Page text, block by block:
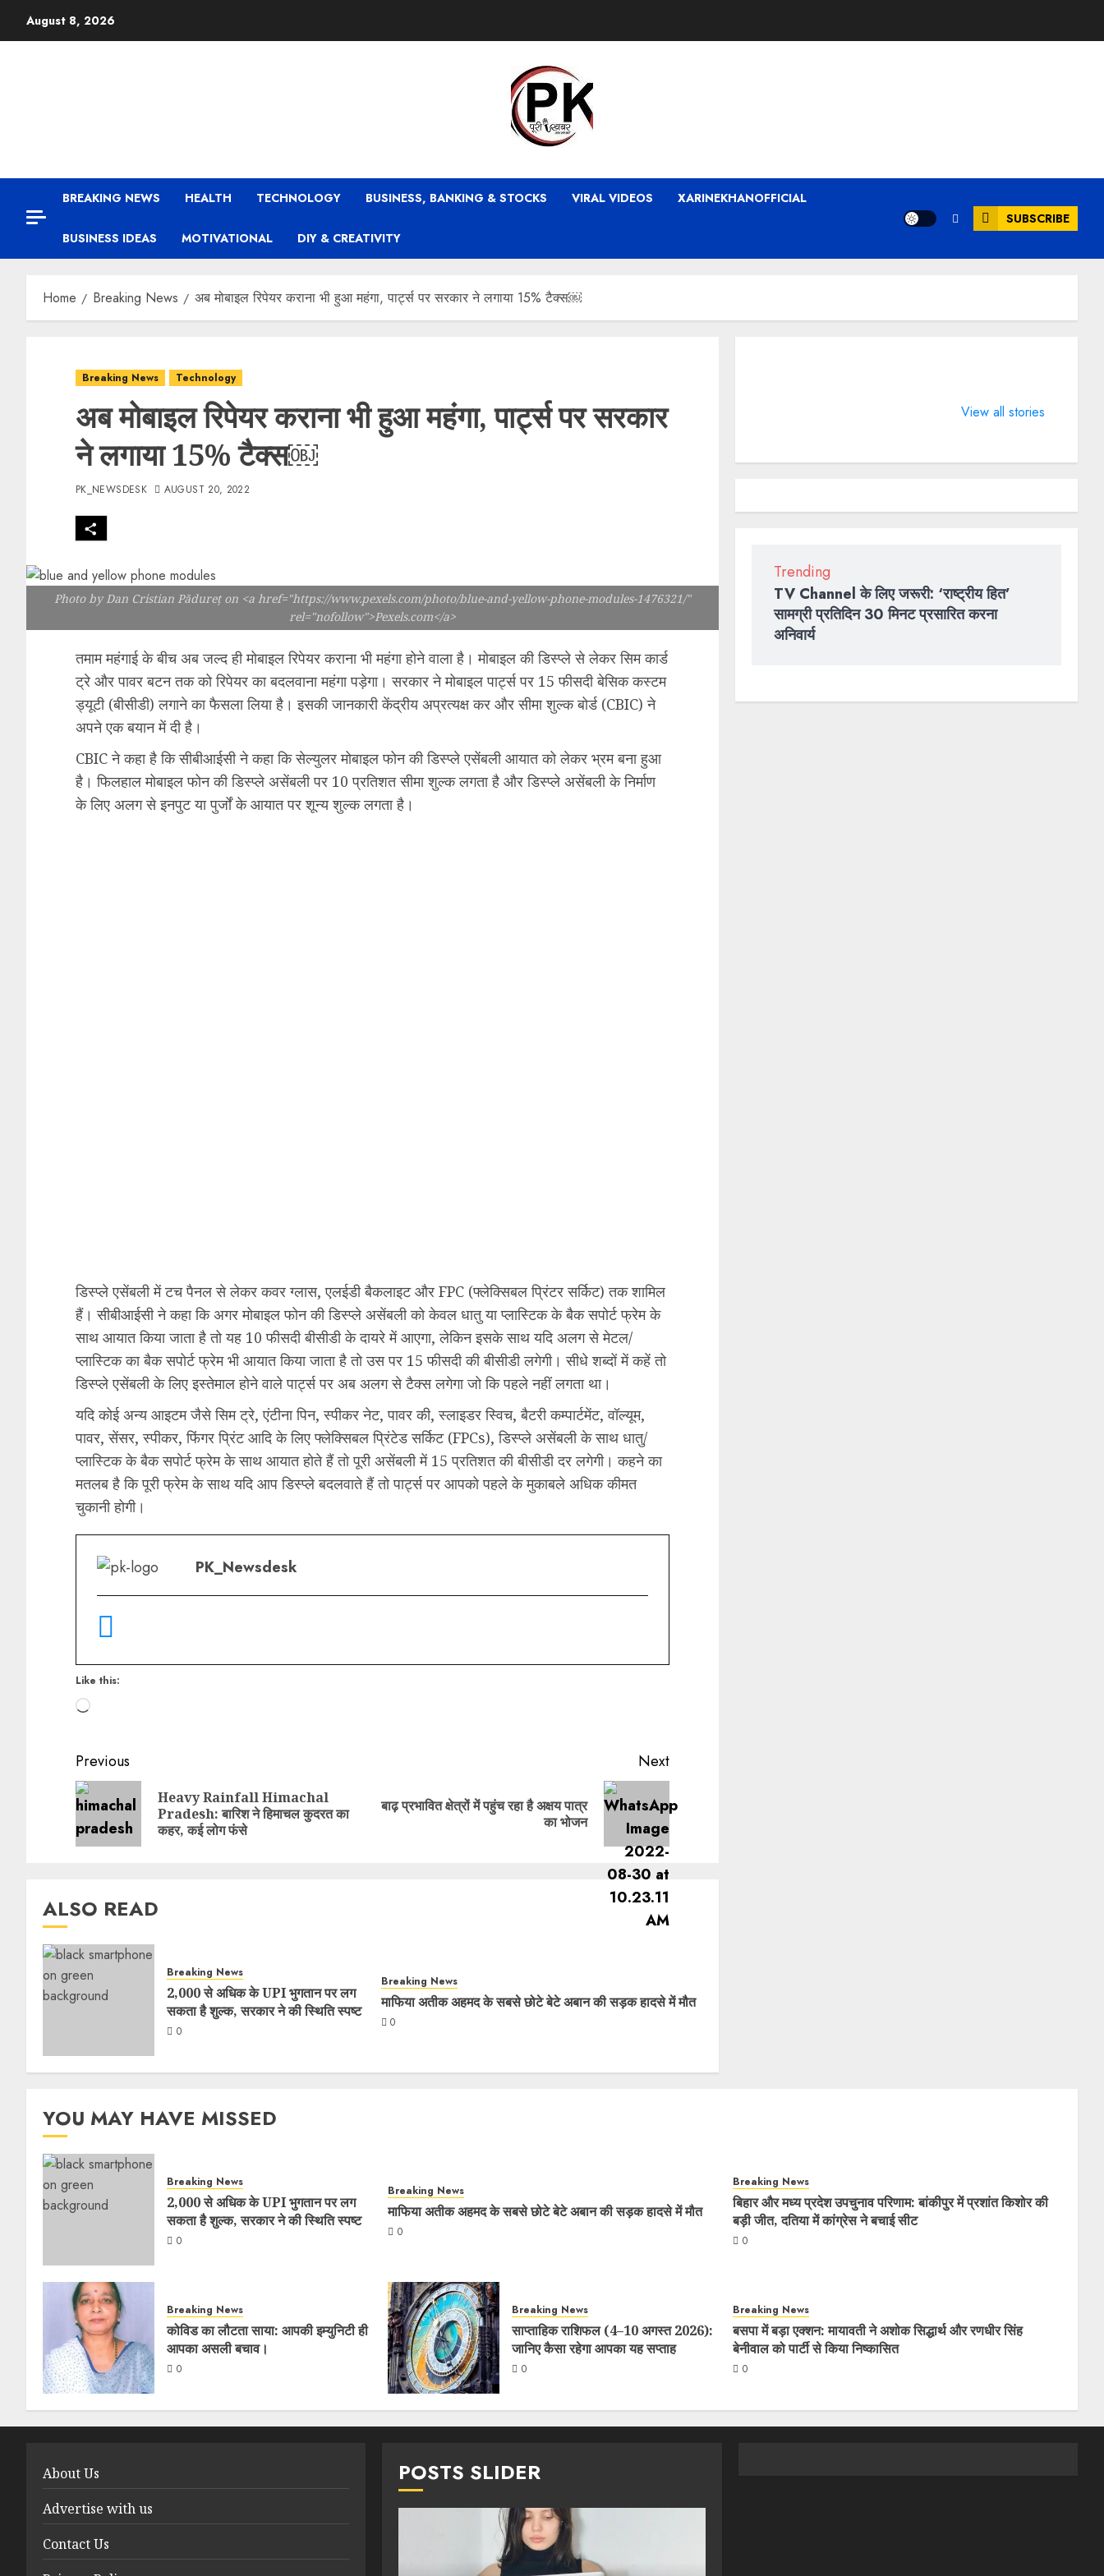
August 8, 2026
BREAKING NEWS HEALTH TECHNOLOGY BUSINESS, BANKING & STOCKS VIRAL VIDEOS XARINEKHANOFFICIAL
BUSINESS IDEAS MOTIVATIONAL DIY & CREATIVITY
SUBSCRIBE
Home Breaking News अब मोबाइल रिपेयर कराना भी हुआ महंगा, पार्ट्स पर सरकार ने लगाया 15% टैक्स￼
Breaking News Technology
अब मोबाइल रिपेयर कराना भी हुआ महंगा, पार्ट्स पर सरकार
ने लगाया 15% टैक्स￼
PK_NEWSDESK AUGUST 20, 2022
Photo by Dan Cristian Pădureț on <a href="https://www.pexels.com/photo/blue-and-yellow-phone-modules-1476321/"
rel="nofollow">Pexels.com</a>
तमाम महंगाई के बीच अब जल्द ही मोबाइल रिपेयर कराना भी महंगा होने वाला है। मोबाइल की डिस्प्ले से लेकर सिम कार्ड
ट्रे और पावर बटन तक को रिपेयर का बदलवाना महंगा पड़ेगा। सरकार ने मोबाइल पार्ट्स पर 15 फीसदी बेसिक कस्टम
ड्यूटी (बीसीडी) लगाने का फैसला लिया है। इसकी जानकारी केंद्रीय अप्रत्यक्ष कर और सीमा शुल्क बोर्ड (CBIC) ने
अपने एक बयान में दी है।
CBIC ने कहा है कि सीबीआईसी ने कहा कि सेल्युलर मोबाइल फोन की डिस्प्ले एसेंबली आयात को लेकर भ्रम बना हुआ
है। फिलहाल मोबाइल फोन की डिस्प्ले असेंबली पर 10 प्रतिशत सीमा शुल्क लगता है और डिस्प्ले असेंबली के निर्माण
के लिए अलग से इनपुट या पुर्जों के आयात पर शून्य शुल्क लगता है।
डिस्प्ले एसेंबली में टच पैनल से लेकर कवर ग्लास, एलईडी बैकलाइट और FPC (फ्लेक्सिबल प्रिंटर सर्किट) तक शामिल
हैं। सीबीआईसी ने कहा कि अगर मोबाइल फोन की डिस्प्ले असेंबली को केवल धातु या प्लास्टिक के बैक सपोर्ट फ्रेम के
साथ आयात किया जाता है तो यह 10 फीसदी बीसीडी के दायरे में आएगा, लेकिन इसके साथ यदि अलग से मेटल/
प्लास्टिक का बैक सपोर्ट फ्रेम भी आयात किया जाता है तो उस पर 15 फीसदी की बीसीडी लगेगी। सीधे शब्दों में कहें तो
डिस्प्ले एसेंबली के लिए इस्तेमाल होने वाले पार्ट्स पर अब अलग से टैक्स लगेगा जो कि पहले नहीं लगता था।
यदि कोई अन्य आइटम जैसे सिम ट्रे, एंटीना पिन, स्पीकर नेट, पावर की, स्लाइडर स्विच, बैटरी कम्पार्टमेंट, वॉल्यूम,
पावर, सेंसर, स्पीकर, फिंगर प्रिंट आदि के लिए फ्लेक्सिबल प्रिंटेड सर्किट (FPCs), डिस्प्ले असेंबली के साथ धातु/
प्लास्टिक के बैक सपोर्ट फ्रेम के साथ आयात होते हैं तो पूरी असेंबली में 15 प्रतिशत की बीसीडी दर लगेगी। कहने का
मतलब है कि पूरी फ्रेम के साथ यदि आप डिस्प्ले बदलवाते हैं तो पार्ट्स पर आपको पहले के मुकाबले अधिक कीमत
चुकानी होगी।
PK_Newsdesk
Like this:
Previous
Heavy Rainfall Himachal
Pradesh: बारिश ने हिमाचल कुदरत का
कहर, कई लोग फंसे
Next
बाढ़ प्रभावित क्षेत्रों में पहुंच रहा है अक्षय पात्र
का भोजन
ALSO READ
Breaking News
2,000 से अधिक के UPI भुगतान पर लग
सकता है शुल्क, सरकार ने की स्थिति स्पष्ट
0
Breaking News
माफिया अतीक अहमद के सबसे छोटे बेटे अबान की सड़क हादसे में मौत
0
View all stories
CHANGING
World
Trending
TV Channel के लिए जरूरी: ‘राष्ट्रीय हित’
सामग्री प्रतिदिन 30 मिनट प्रसारित करना
अनिवार्य
YOU MAY HAVE MISSED
Breaking News
2,000 से अधिक के UPI भुगतान पर लग
सकता है शुल्क, सरकार ने की स्थिति स्पष्ट
0
Breaking News
माफिया अतीक अहमद के सबसे छोटे बेटे अबान की सड़क हादसे में मौत
0
Breaking News
बिहार और मध्य प्रदेश उपचुनाव परिणाम: बांकीपुर में प्रशांत किशोर की
बड़ी जीत, दतिया में कांग्रेस ने बचाई सीट
0
Breaking News
कोविड का लौटता साया: आपकी इम्युनिटी ही
आपका असली बचाव।
0
Breaking News
साप्ताहिक राशिफल (4–10 अगस्त 2026):
जानिए कैसा रहेगा आपका यह सप्ताह
0
Breaking News
बसपा में बड़ा एक्शन: मायावती ने अशोक सिद्धार्थ और रणधीर सिंह
बेनीवाल को पार्टी से किया निष्कासित
0
About Us
Advertise with us
Contact Us
POSTS SLIDER